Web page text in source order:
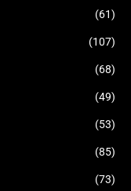
(61)
(107)
(68)
(49)
(53)
(85)
(73)